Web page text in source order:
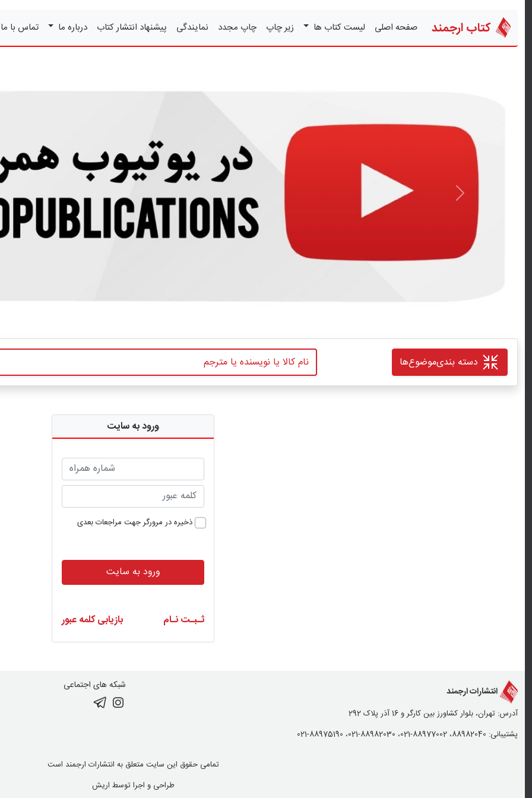
کتاب ارجمند صفحه اصلی لیست کتاب ها زیر چاپ چاپ مجدد نمایندگی پیشنهاد انتشار کتاب درباره ما تماس با
قبلی
دسته بندیموضوع‌ها
ورود به سایت
ذخیره در مرورگر جهت مراجعات بعدی
ورود به سایت
ثـبـت نـام بازیابی کلمه عبور
انتشارات ارجمند
آدرس: تهران، بلوار کشاورز بین کارگر و 16 آذر پلاک 292
پشتیبانی: 88982040، 88977002-021، 88982030-021، 88975190-021
شبکه های اجتماعی
تمامی حقوق این سایت متعلق به انتشارات ارجمند است
طراحی و اجرا توسط اریش